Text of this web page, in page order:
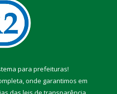
para prefeituras!
onde garantimos em